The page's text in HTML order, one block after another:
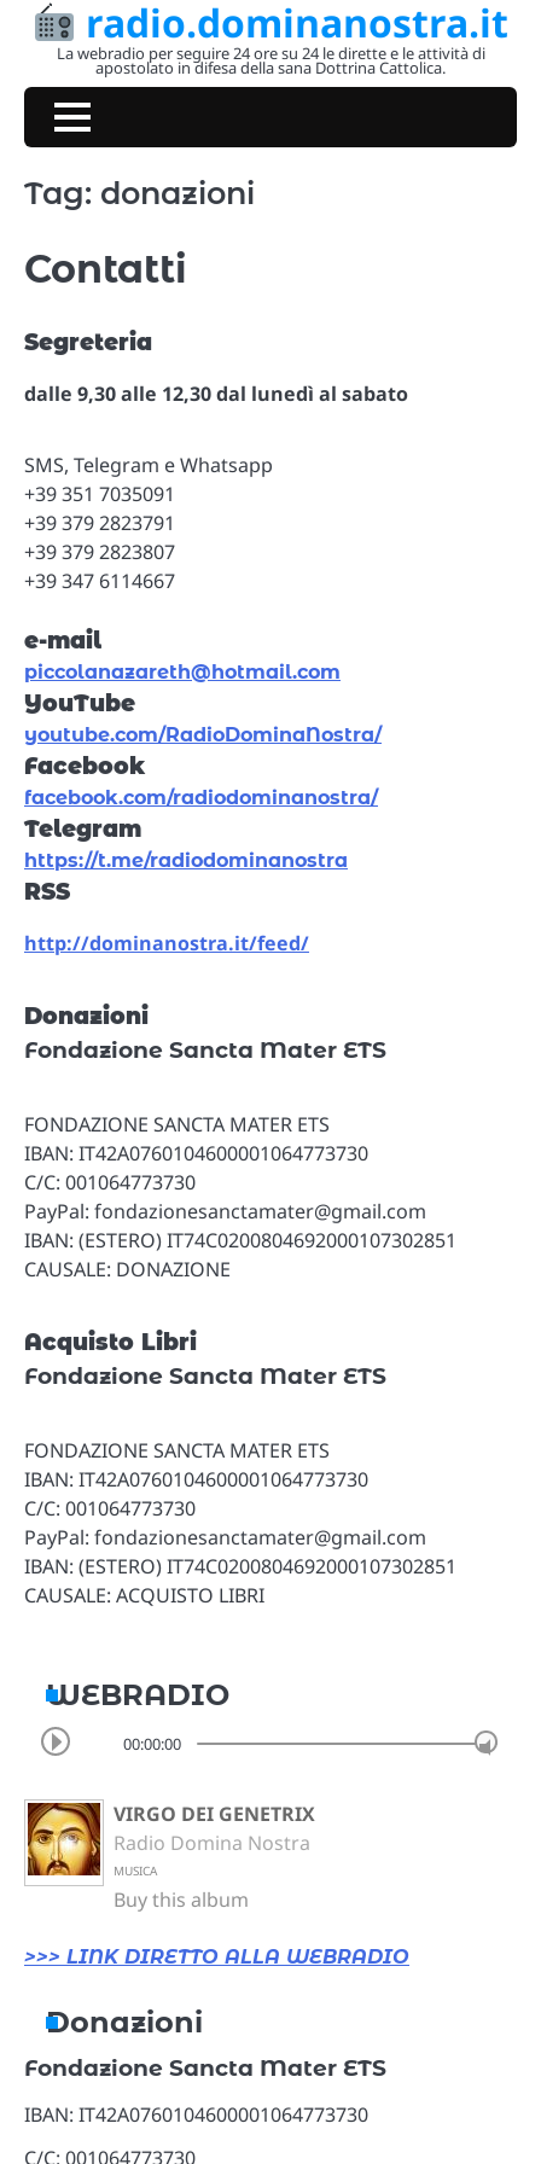
Skip
radio.dominanostra.it
La webradio per seguire 24 ore su 24 le dirette e le attività di
apostolato in difesa della sana Dottrina Cattolica.
Tag: donazioni
Contatti
Segreteria
dalle 9,30 alle 12,30 dal lunedì al sabato
SMS, Telegram e Whatsapp
+39 351 7035091
+39 379 2823791
+39 379 2823807
+39 347 6114667
e-mail
piccolanazareth@hotmail.com
YouTube
youtube.com/RadioDominaNostra/
Facebook
facebook.com/radiodominanostra/
Telegram
https://t.me/radiodominanostra
RSS
http://dominanostra.it/feed/
Donazioni
Fondazione Sancta Mater ETS
FONDAZIONE SANCTA MATER ETS
IBAN: IT42A0760104600001064773730
C/C: 001064773730
PayPal: fondazionesanctamater@gmail.com
IBAN: (ESTERO) IT74C0200804692000107302851
CAUSALE: DONAZIONE
Acquisto Libri
Fondazione Sancta Mater ETS
FONDAZIONE SANCTA MATER ETS
IBAN: IT42A0760104600001064773730
C/C: 001064773730
PayPal: fondazionesanctamater@gmail.com
IBAN: (ESTERO) IT74C0200804692000107302851
CAUSALE: ACQUISTO LIBRI
WEBRADIO
00:00:00
VIRGO DEI GENETRIX
Radio Domina Nostra
MUSICA
Buy this album
>>> LINK DIRETTO ALLA WEBRADIO
Donazioni
Fondazione Sancta Mater ETS
IBAN: IT42A0760104600001064773730
C/C: 001064773730